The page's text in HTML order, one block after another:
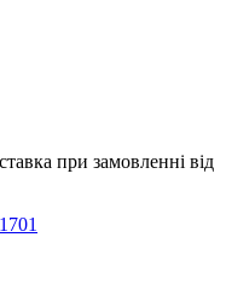
при замовленні від